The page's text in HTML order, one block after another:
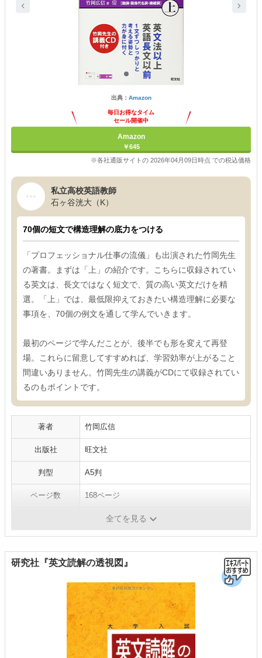
出典： Amazon
毎日お得なタイム
セール開催中
Amazon
￥645
※各社通販サイトの 2026年04月09日時点 での税込価格
私立高校英語教師
石ヶ谷洸大（K）
70個の短文で構造理解の底力をつける
「プロフェッショナル仕事の流儀」も出演された竹岡先生
の著書。まずは「上」の紹介です。こちらに収録されてい
る英文は、長文ではなく短文で、質の高い英文だけを精
選。「上」では、最低限抑えておきたい構造理解に必要な
事項を、70個の例文を通して学んでいきます。
最初のページで学んだことが、後半でも形を変えて再登
場。これらに留意してすすめれば、学習効率が上がること
間違いありません。竹岡先生の講義がCDにて収録されてい
るのもポイントです。
著者 竹岡広信
出版社 旺文社
判型 A5判
ページ数 168ページ
2007年09月21日
全てを見る
研究社『英文読解の透視図』